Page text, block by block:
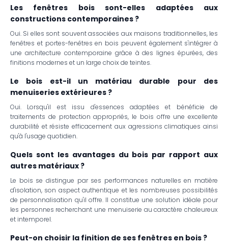
Les fenêtres bois sont-elles adaptées aux
constructions contemporaines ?
Oui. Si elles sont souvent associées aux maisons traditionnelles, les
fenêtres et portes-fenêtres en bois peuvent également s'intégrer à
une architecture contemporaine grâce à des lignes épurées, des
finitions modernes et un large choix de teintes.
Le bois est-il un matériau durable pour des
menuiseries extérieures ?
Oui. Lorsqu'il est issu d'essences adaptées et bénéficie de
traitements de protection appropriés, le bois offre une excellente
durabilité et résiste efficacement aux agressions climatiques ainsi
qu'à l'usage quotidien.
Quels sont les avantages du bois par rapport aux
autres matériaux ?
Le bois se distingue par ses performances naturelles en matière
d'isolation, son aspect authentique et les nombreuses possibilités
de personnalisation qu'il offre. Il constitue une solution idéale pour
les personnes recherchant une menuiserie au caractère chaleureux
et intemporel.
Peut-on choisir la finition de ses fenêtres en bois ?